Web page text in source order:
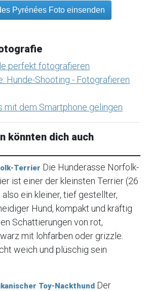
Pyrénées Foto einsenden
perfekt fotografieren
Hunde-Shooting - Fotografieren
mit dem Smartphone gelingen
könnten dich auch
Terrier Die Hunderasse Norfolk-
ist einer der kleinsten Terrier (26
also ein kleiner, tief gestellter,
Hund, kompakt und kräftig
Schattierungen von rot,
mit lohfarben oder grizzle.
weich und plüschig sein
Toy-Nackthund Der